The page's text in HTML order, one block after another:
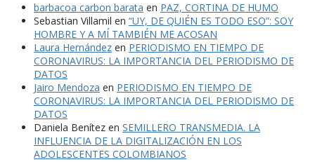
barbacoa carbon barata en PAZ, CORTINA DE HUMO
Sebastian Villamil en “UY, DE QUIÉN ES TODO ESO”: SOY
HOMBRE Y A MÍ TAMBIÉN ME ACOSAN
Laura Hernández en PERIODISMO EN TIEMPO DE
CORONAVIRUS: LA IMPORTANCIA DEL PERIODISMO DE
DATOS
Jairo Mendoza en PERIODISMO EN TIEMPO DE
CORONAVIRUS: LA IMPORTANCIA DEL PERIODISMO DE
DATOS
Daniela Benítez en SEMILLERO TRANSMEDIA. LA
INFLUENCIA DE LA DIGITALIZACIÓN EN LOS
ADOLESCENTES COLOMBIANOS